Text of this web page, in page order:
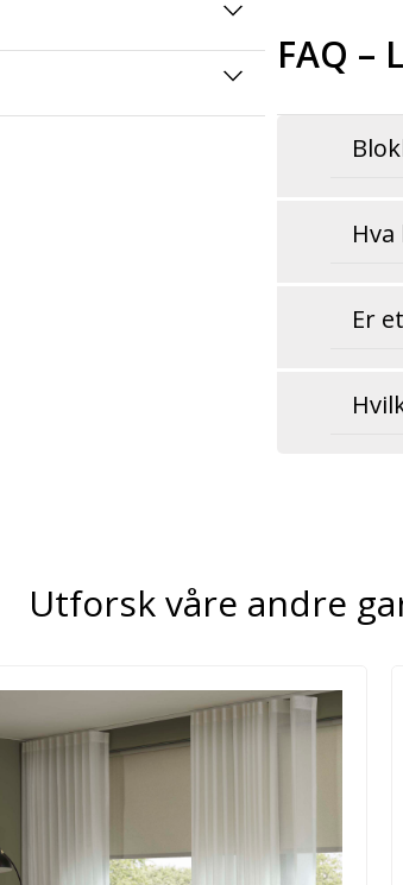
FAQ –
Er
Utforsk våre andre